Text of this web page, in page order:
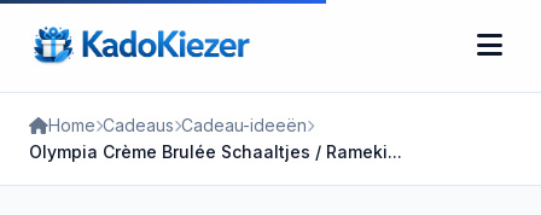
Home Cadeaus Cadeau-ideeën
Olympia Crème Brulée Schaaltjes / Rameki...